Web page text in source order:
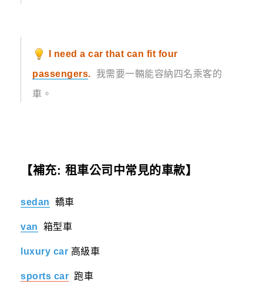
I need a car that can fit four
passengers. 我需要一輛能容納四名乘客的
車。
【補充: 租車公司中常見的車款】
sedan 轎車
van 箱型車
luxury car 高級車
sports car 跑車